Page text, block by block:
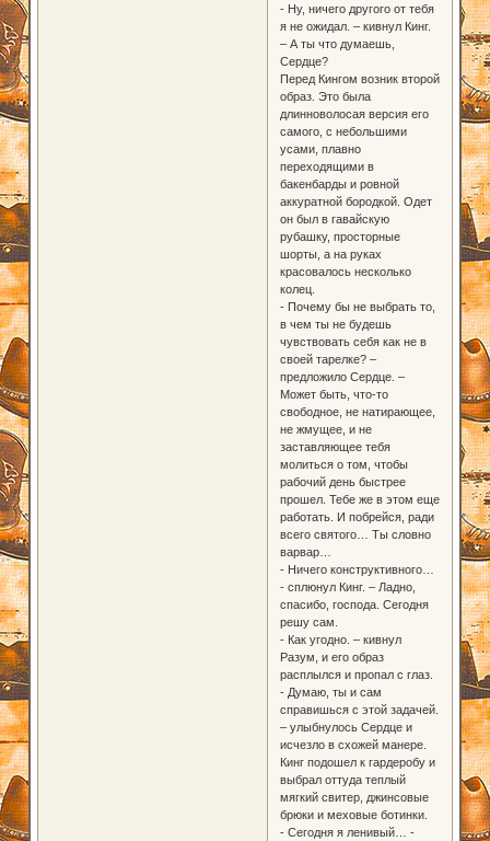
- Ну, ничего другого от тебя
я не ожидал. – кивнул Кинг.
– А ты что думаешь,
Сердце?
Перед Кингом возник второй
образ. Это была
длинноволосая версия его
самого, с небольшими
усами, плавно
переходящими в
бакенбарды и ровной
аккуратной бородкой. Одет
он был в гавайскую
рубашку, просторные
шорты, а на руках
красовалось несколько
колец.
- Почему бы не выбрать то,
в чем ты не будешь
чувствовать себя как не в
своей тарелке? –
предложило Сердце. –
Может быть, что-то
свободное, не натирающее,
не жмущее, и не
заставляющее тебя
молиться о том, чтобы
рабочий день быстрее
прошел. Тебе же в этом еще
работать. И побрейся, ради
всего святого… Ты словно
варвар…
- Ничего конструктивного…
- сплюнул Кинг. – Ладно,
спасибо, господа. Сегодня
решу сам.
- Как угодно. – кивнул
Разум, и его образ
расплылся и пропал с глаз.
- Думаю, ты и сам
справишься с этой задачей.
– улыбнулось Сердце и
исчезло в схожей манере.
Кинг подошел к гардеробу и
выбрал оттуда теплый
мягкий свитер, джинсовые
брюки и меховые ботинки.
- Сегодня я ленивый… -